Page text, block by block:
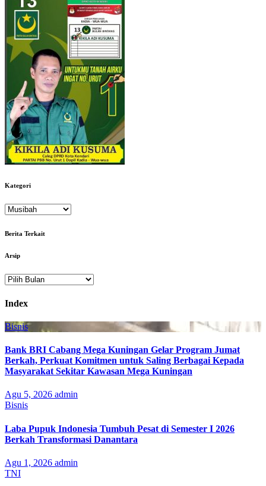
Kategori
Kategori
Berita Terkait
Arsip
Arsip
Index
Bisnis
Bank BRI Cabang Mega Kuningan Gelar Program Jumat
Berkah, Perkuat Komitmen untuk Saling Berbagai Kepada
Masyarakat Sekitar Kawasan Mega Kuningan
Agu 5, 2026 admin
Bisnis
Laba Pupuk Indonesia Tumbuh Pesat di Semester I 2026
Berkah Transformasi Danantara
Agu 1, 2026 admin
TNI